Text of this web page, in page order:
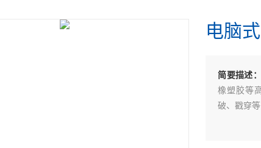
电脑
简要描述
橡塑胶等
破、戳穿